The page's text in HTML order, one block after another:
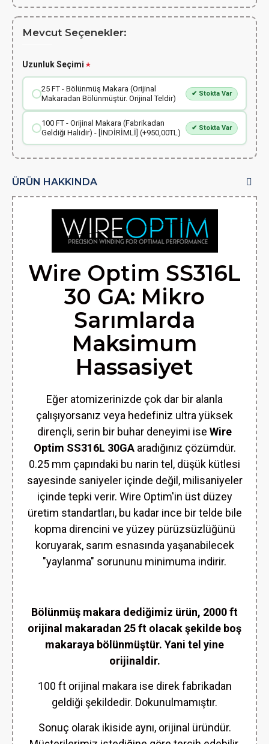
Mevcut Seçenekler:
Uzunluk Seçimi
25 FT - Bölünmüş Makara (Orijinal
Makaradan Bölünmüştür. Orijinal Teldir)
✔ Stokta Var
100 FT - Orijinal Makara (Fabrikadan
Geldiği Halidir) - [İNDİRİMLİ] (+950,00TL)
✔ Stokta Var
ÜRÜN HAKKINDA
Wire Optim SS316L
30 GA: Mikro
Sarımlarda
Maksimum
Hassasiyet
Eğer atomizerinizde çok dar bir alanla
çalışıyorsanız veya hedefiniz ultra yüksek
dirençli, serin bir buhar deneyimi ise Wire
Optim SS316L 30GAaradığınız çözümdür.
0.25 mm çapındaki bu narin tel, düşük kütlesi
sayesinde saniyeler içinde değil, milisaniyeler
içinde tepki verir. Wire Optim'in üst düzey
üretim standartları, bu kadar ince bir telde bile
kopma direncini ve yüzey pürüzsüzlüğünü
koruyarak, sarım esnasında yaşanabilecek
"yaylanma" sorununu minimuma indirir.
Bölünmüş makara dediğimiz ürün, 2000 ft
orijinal makaradan 25 ft olacak şekilde boş
makaraya bölünmüştür. Yani tel yine
orijinaldir.
100 ft orijinal makara ise direk fabrikadan
geldiği şekildedir. Dokunulmamıştır.
Sonuç olarak ikiside aynı, orijinal üründür.